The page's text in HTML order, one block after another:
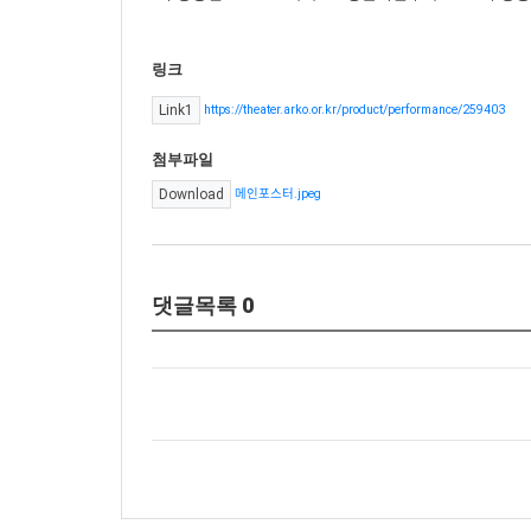
링크
Link1 https://theater.arko.or.kr/product/performance/259403
첨부파일
Download 메인포스터.jpeg
댓글목록 0